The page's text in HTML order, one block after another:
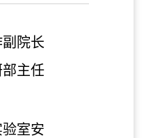
院长
主任
室安